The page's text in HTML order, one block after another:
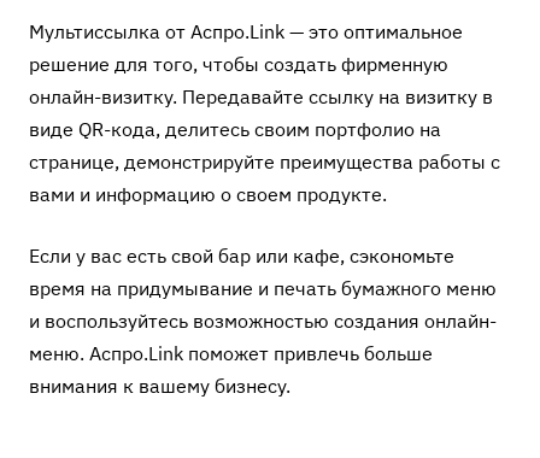
Мультиссылка от Аспро.Link — это оптимальное
решение для того, чтобы создать фирменную
онлайн-визитку. Передавайте ссылку на визитку в
виде QR-кода, делитесь своим портфолио на
странице, демонстрируйте преимущества работы с
вами и информацию о своем продукте.
Если у вас есть свой бар или кафе, сэкономьте
время на придумывание и печать бумажного меню
и воспользуйтесь возможностью создания онлайн-
меню. Аспро.Link поможет привлечь больше
внимания к вашему бизнесу.